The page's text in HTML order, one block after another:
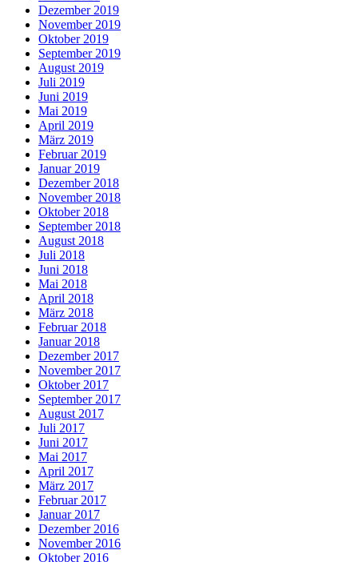
Dezember 2019
November 2019
Oktober 2019
September 2019
August 2019
Juli 2019
Juni 2019
Mai 2019
April 2019
März 2019
Februar 2019
Januar 2019
Dezember 2018
November 2018
Oktober 2018
September 2018
August 2018
Juli 2018
Juni 2018
Mai 2018
April 2018
März 2018
Februar 2018
Januar 2018
Dezember 2017
November 2017
Oktober 2017
September 2017
August 2017
Juli 2017
Juni 2017
Mai 2017
April 2017
März 2017
Februar 2017
Januar 2017
Dezember 2016
November 2016
Oktober 2016